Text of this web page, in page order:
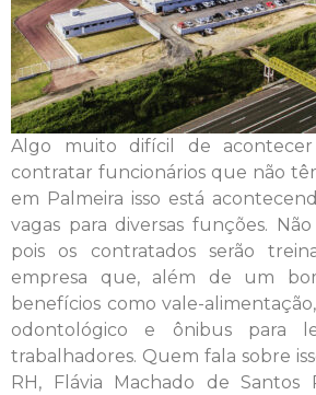
Algo muito difícil de
contratar funcionários que não
em Palmeira isso está
vagas para diversas funções.
pois os contratados serão
empresa que, além de um
benefícios como vale-
odontológico e ônibus para
trabalhadores. Quem fala sobre
RH, Flávia Machado de Santos